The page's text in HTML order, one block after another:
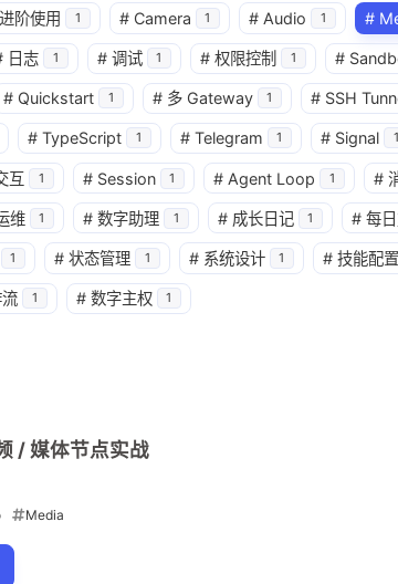
兴趣点
寻找你感兴趣的领域
AI Agent 3 Agent2 Agent Runtime
Heartbeat Hermes Hooks1
TTS2 Tailnet
进阶使用 1 # Camera 1 # Audio 1 #
日志 1 # 调试 1 # 权限控制 1 #
# Quickstart 1 # 多 Gateway 1 # SSH
# TypeScript 1 # Telegram 1 # Signal 1
互 1 # Session 1 # Agent Loop 1 #
维 1 # 数字助理 1 # 成长日记 1 # 每
1 # 状态管理 1 # 系统设计 1 # 技能配置
1 # 数字主权 1
/ 媒体节点实战
Media